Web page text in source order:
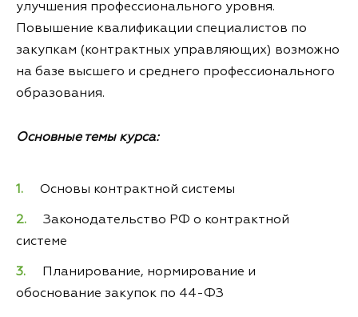
улучшения профессионального уровня.
Повышение квалификации специалистов по
закупкам (контрактных управляющих) возможно
на базе высшего и среднего профессионального
образования.
Основные темы курса:
Основы контрактной системы
Законодательство РФ о контрактной
системе
Планирование, нормирование и
обоснование закупок по 44-ФЗ